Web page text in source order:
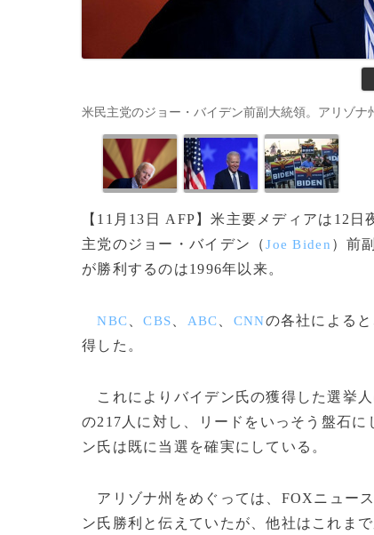
米民主党のジョー・バイデン前副大統領。アリゾナ
【11月13日 AFP】米主要メディアは12
主党のジョー・バイデン（Joe Biden ）前
が勝利するのは1996年以来。
NBC 、CBS ABC CNNの各社による
得した。
これによりバイデン氏の獲得した選挙
の217人に対し、リードをいっそう盤石
ン氏は既に当選を確実にしている。
アリゾナ州をめぐっては、FOXニュー
ン氏勝利と伝えていたが、他社はこれま